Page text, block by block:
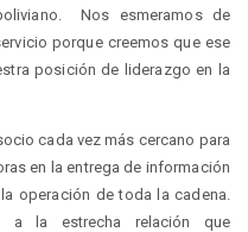
Nos esmeramos de
porque creemos que ese
posición de liderazgo en la
cada vez más cercano para
en la entrega de información
operación de toda la cadena.
a la estrecha relación que